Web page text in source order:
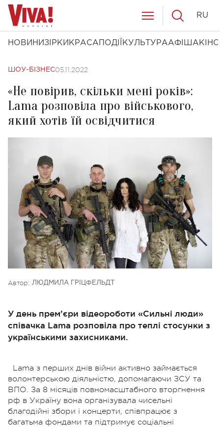
НОВИНИ ЗІРКИ КРАСА ПОДІЇ КУЛЬТУРААФІША КІНО
RU
ШОУ-БІЗНЕС05.11.2022
«Не повірив, скільки мені років»:
Lama розповіла про військового,
який хотів їй освідчитися
Автор: ЛЮДМИЛА ГРІЦФЕЛЬДТ
У день прем’єри відеороботи «Сильні люди»
співачка Lama розповіла про теплі стосунки з
українськими захисниками.
Lama з перших днів війни активно займається
волонтерською діяльністю, допомагаючи ЗСУ та
ВПО. За 8 місяців повномасштабного вторгнення
рф в Україну вона організувала чисельні
благодійні збори і концерти, співпрацює з
багатьма фондами та підтримує соціальні